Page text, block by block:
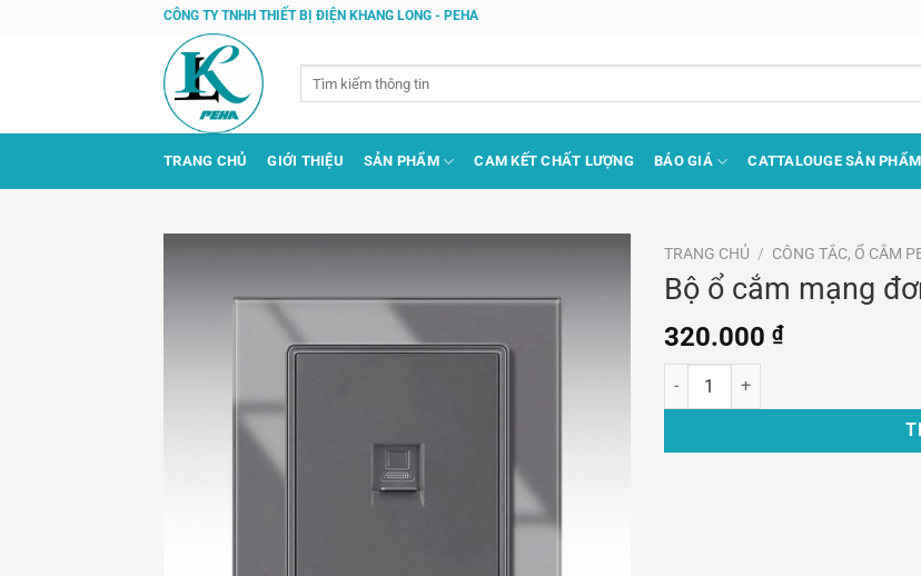
CÔNG TY TNHH THIẾT BỊ ĐIỆN KHANG LONG - PEHA
TRANG CHỦ GIỚI THIỆU SẢN PHẨM CAM KẾT CHẤT LƯỢNG BÁO GIÁ CATTALOUGE SẢN PHẨM
TRANG CHỦ / CÔNG TẮC, Ổ CẮM
Bộ ổ cắm mạng
320.000 ₫
Bộ ổ cắm mạng đơn Aura glass gray